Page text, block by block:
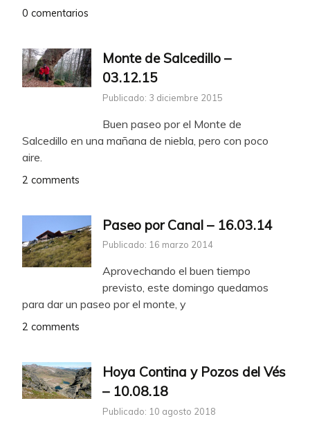
0 comentarios
Monte de Salcedillo –
03.12.15
Publicado: 3 diciembre 2015
Buen paseo por el Monte de
Salcedillo en una mañana de niebla, pero con poco
aire.
2 comments
Paseo por Canal – 16.03.14
Publicado: 16 marzo 2014
Aprovechando el buen tiempo
previsto, este domingo quedamos
para dar un paseo por el monte, y
2 comments
Hoya Contina y Pozos del Vés
– 10.08.18
Publicado: 10 agosto 2018